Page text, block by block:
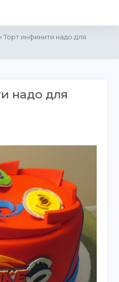
» Торт инфинити надо для
надо для